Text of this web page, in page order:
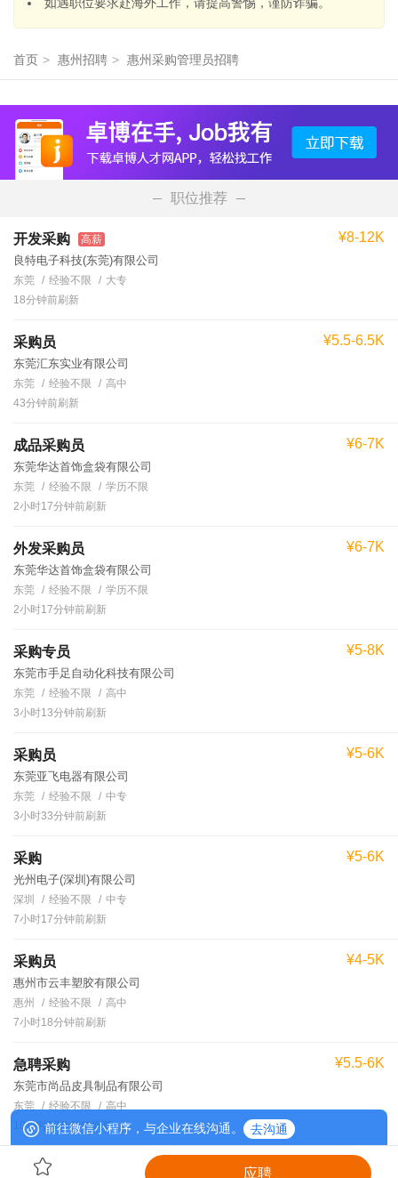
首页 > 惠州招聘 > 惠州采购管理员招聘
应聘
职位推荐
开发采购 高薪
良特电子科技(东莞)有限公司
¥8-12K
东莞 经验不限
大专
18分钟前刷新
采购员
东莞汇东实业有限公司
¥5.5-6.5K
东莞 经验不限
高中
43分钟前刷新
成品采购员
东莞华达首饰盒袋有限公司
¥6-7K
东莞 经验不限
学历不限
2小时17分钟前刷新
外发采购员
东莞华达首饰盒袋有限公司
¥6-7K
东莞 经验不限
学历不限
2小时17分钟前刷新
采购专员
东莞市手足自动化科技有限公司
¥5-8K
东莞 经验不限
高中
3小时13分钟前刷新
采购员
东莞亚飞电器有限公司
¥5-6K
东莞 经验不限
中专
3小时33分钟前刷新
采购
光州电子(深圳)有限公司
¥5-6K
深圳 经验不限
中专
7小时17分钟前刷新
采购员
惠州市云丰塑胶有限公司
¥4-5K
惠州 经验不限
高中
7小时18分钟前刷新
急聘采购
东莞市尚品皮具制品有限公司
¥5.5-6K
东莞 经验不限
高中
10小时37分钟前刷新
前往微信小程序，与企业在线沟通。 去沟通